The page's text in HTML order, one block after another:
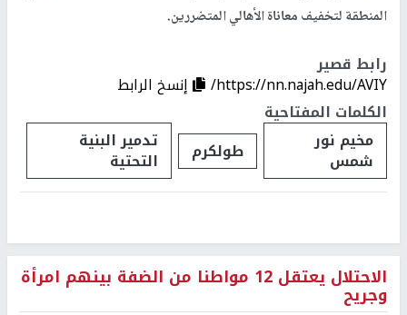
المنطقة لتخفيف معاناة الأهالي المتضررين.
رابط قصير
https://nn.najah.edu/AVIY/
إنسخ الرابط
الكلمات المفتاحية
مخيم نور
شمس طولكرم تدمير البنية
التحتية
الاحتلال يعتقل 12 مواطنا من الضفة بينهم امرأة
وجريح